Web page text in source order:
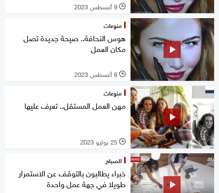
l 9 أغسطس 2023
منوعات
هوس النحافة.. صيحة جديدة تصل
مكان العمل
l 8 أغسطس 2023
منوعات
مهن العمل المستقل.. تعرف عليها
l 25 يوليو 2023
الصباح
خبراء يطالبون بالتوقف عن الاستمرار
طويلا في جهة عمل واحدة